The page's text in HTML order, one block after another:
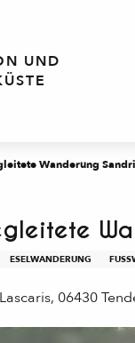
UND
Wanderung
ESELWANDERUNG
06430